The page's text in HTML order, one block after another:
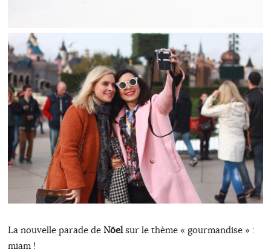
La nouvelle parade de Nöelsur le thème « gourmandise » :
miam !